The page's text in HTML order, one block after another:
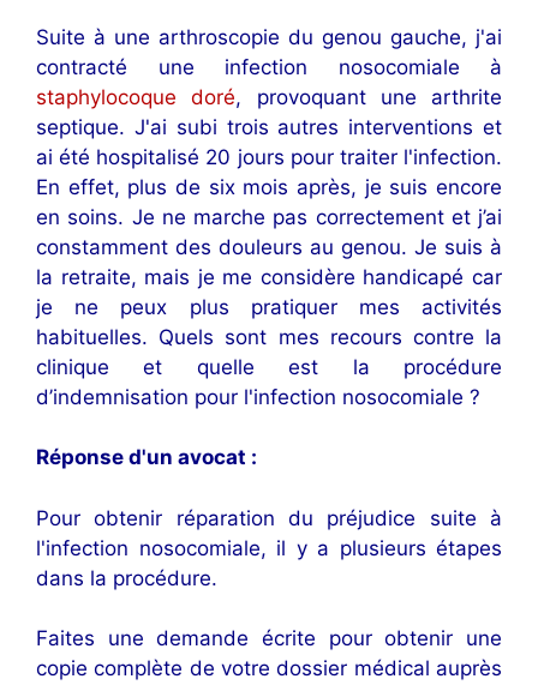
Suite à une arthroscopie du genou gauche, j'ai
contracté une infection nosocomiale à
staphylocoque doré, provoquant une arthrite
septique. J'ai subi trois autres interventions et
ai été hospitalisé 20 jours pour traiter l'infection.
En effet, plus de six mois après, je suis encore
en soins. Je ne marche pas correctement et j’ai
constamment des douleurs au genou. Je suis à
la retraite, mais je me considère handicapé car
je ne peux plus pratiquer mes activités
habituelles. Quels sont mes recours contre la
clinique et quelle est la procédure
d’indemnisation pour l'infection nosocomiale ?
Réponse d'un avocat :
Pour obtenir réparation du préjudice suite à
l'infection nosocomiale, il y a plusieurs étapes
dans la procédure.
Faites une demande écrite pour obtenir une
copie complète de votre dossier médical auprès